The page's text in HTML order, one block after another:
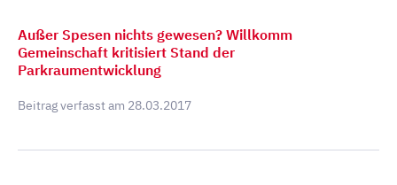
Außer Spesen nichts gewesen? Willkomm
Gemeinschaft kritisiert Stand der
Parkraumentwicklung
Beitrag verfasst am 28.03.2017